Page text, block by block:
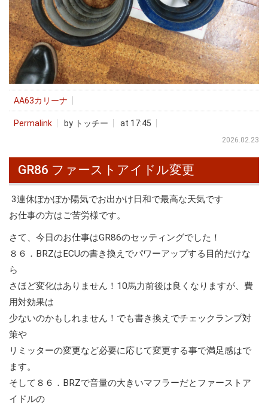
AA63カリーナ
Permalink by トッチー at 17:45
2026.02.23
GR86 ファーストアイドル変更
3連休ぽかぽか陽気でお出かけ日和で最高な天気です
お仕事の方はご苦労様です。
さて、今日のお仕事はGR86のセッティングでした！
８６．BRZはECUの書き換えでパワーアップする目的だけな
ら
さほど変化はありません！10馬力前後は良くなりますが、費
用対効果は
少ないのかもしれません！でも書き換えでチェックランプ対
策や
リミッターの変更など必要に応じて変更する事で満足感はで
ます。
そして８６．BRZで音量の大きいマフラーだとファーストア
イドルの